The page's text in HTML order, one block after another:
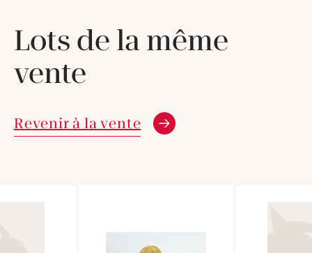
Lots de la même
vente
Revenir à la vente